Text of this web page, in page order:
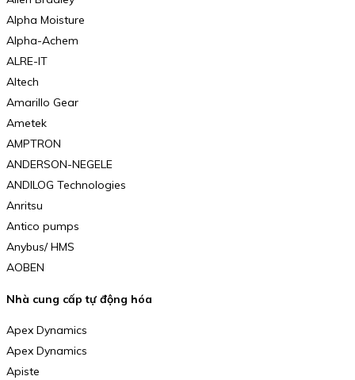
Alpha Moisture
Alpha-Achem
ALRE-IT
Altech
Amarillo Gear
Ametek
AMPTRON
ANDERSON-NEGELE
ANDILOG Technologies
Anritsu
Antico pumps
Anybus/ HMS
AOBEN
Nhà cung cấp tự động hóa
Apex Dynamics
Apex Dynamics
Apiste